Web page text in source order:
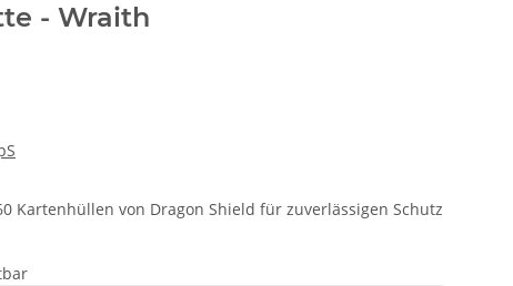
- Wraith
Kartenhüllen von Dragon Shield für zuverlässigen Schutz